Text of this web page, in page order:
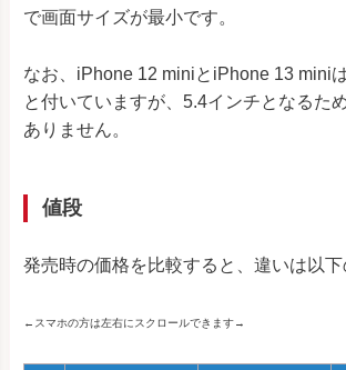
で画面サイズが最小です。
なお、iPhone 12 miniとiPhone 13 mini
と付いていますが、5.4インチとなるた
ありません。
値段
発売時の価格を比較すると、違いは以下
←スマホの方は左右にスクロールできます→